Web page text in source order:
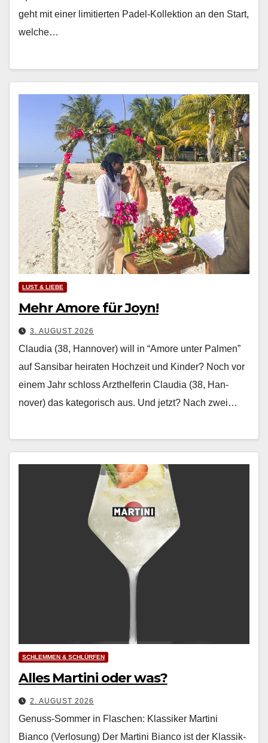
geht mit ein­er lim­i­tierten Padel-Kollek­tion an den Start,
welche…
LUST & LIEBE
Mehr Amore für Joyn!
3. AUGUST 2026
Claudia (38, Hannover) will in “Amore unter Palmen”
auf Sansibar heiraten Hochzeit und Kinder? Noch vor
einem Jahr schloss Arzthelferin Clau­dia (38, Han­
nover) das kat­e­gorisch aus. Und jet­zt? Nach zwei…
SCHLEMMEN & SCHLÜRFEN
Alles Martini oder was?
2. AUGUST 2026
Genuss-Sommer in Flaschen: Klassiker Martini
Bianco (Verlosung) Der Mar­ti­ni Bian­co ist der Klas­sik­